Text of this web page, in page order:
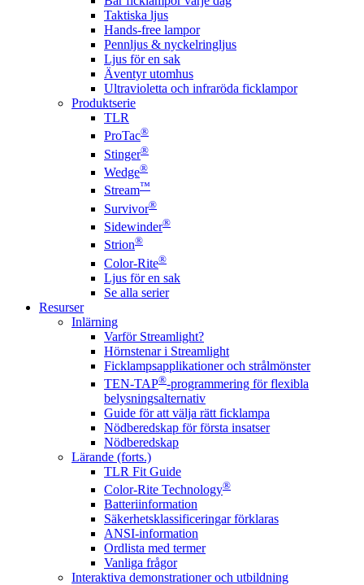
Taktiska ljus
Hands-free lampor
Pennljus & nyckelringljus
Ljus för en sak
Äventyr utomhus
Ultravioletta och infraröda ficklampor
Produktserie
TLR
ProTac®
Stinger®
Wedge®
Stream™
Survivor®
Sidewinder®
Strion®
Color-Rite®
Ljus för en sak
Se alla serier
Resurser
Inlärning
Varför Streamlight?
Hörnstenar i Streamlight
Ficklampsapplikationer och strålmönster
TEN-TAP®-programmering för flexibla
belysningsalternativ
Guide för att välja rätt ficklampa
Nödberedskap för första insatser
Nödberedskap
Lärande (forts.)
TLR Fit Guide
Color-Rite Technology®
Batteriinformation
Säkerhetsklassificeringar förklaras
ANSI-information
Ordlista med termer
Vanliga frågor
Interaktiva demonstrationer och utbildning